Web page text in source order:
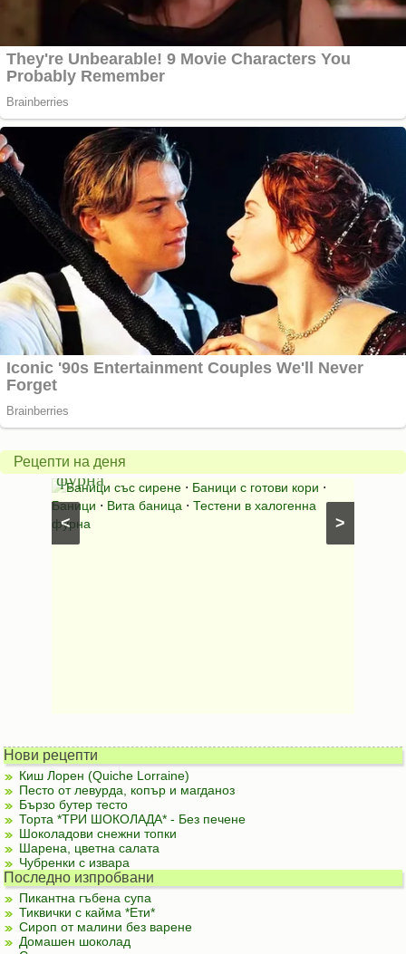
Рецепти на деня
>
<
Вита
баница
в
халогенна
фурна
Баници със сирене ⋅ Баници с готови кори ⋅
Баници ⋅ Вита баница ⋅ Тестени в халогенна
фурна
за
Нови рецепти
Киш Лорен (Quiche Lorraine)
Песто от левурда, копър и магданоз
Бързо бутер тесто
Торта *ТРИ ШОКОЛАДА* - Без печене
Шоколадови снежни топки
Шарена, цветна салата
Чубренки с извара
Последно изпробвани
Пикантна гъбена супа
Тиквички с кайма *Ети*
Сироп от малини без варене
Домашен шоколад